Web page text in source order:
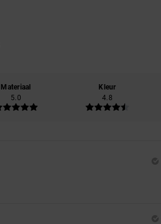
Materiaal
5.0
Kleur
4.8